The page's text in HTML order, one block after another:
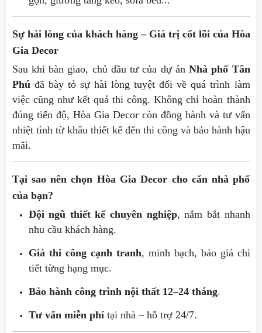
Sự hài lòng của khách hàng – Giá trị cốt lõi của Hòa
Gia Decor
Sau khi bàn giao, chủ đầu tư của dự án Nhà phố Tân
Phúđã bày tỏ sự hài lòng tuyệt đối về quá trình làm
việc cũng như kết quả thi công. Không chỉ hoàn thành
đúng tiến độ, Hòa Gia Decor còn đồng hành và tư vấn
nhiệt tình từ khâu thiết kế đến thi công và bảo hành hậu
mãi.
Tại sao nên chọn Hòa Gia Decor cho căn nhà phố
của bạn?
Đội ngũ thiết kế chuyên nghiệp, nắm bắt nhanh
nhu cầu khách hàng.
Giá thi công cạnh tranh, minh bạch, báo giá chi
tiết từng hạng mục.
Bảo hành công trình nội thất 12–24 tháng.
Tư vấn miễn phítại nhà – hỗ trợ 24/7.